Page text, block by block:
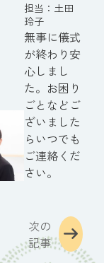
土田
玲子
無事に儀式
が終わり安
心しまし
た。お困り
ごとなどご
ざいました
らいつでも
ご連絡くだ
さい。
次の
記事